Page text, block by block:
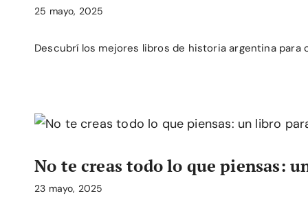
25 mayo, 2025
Descubrí los mejores libros de historia argentina
No te creas todo lo que piensas:
23 mayo, 2025